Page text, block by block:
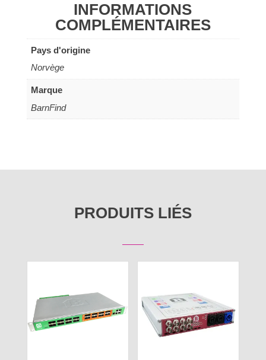
INFORMATIONS
COMPLÉMENTAIRES
Pays d'origine
Norvège
Marque
BarnFind
PRODUITS LIÉS